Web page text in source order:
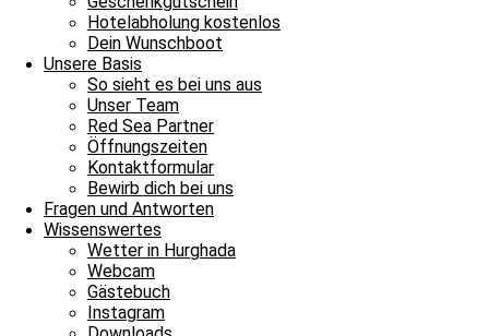
Hotelabholung kostenlos
Dein Wunschboot
Unsere Basis
So sieht es bei uns aus
Unser Team
Red Sea Partner
Öffnungszeiten
Kontaktformular
Bewirb dich bei uns
Fragen und Antworten
Wissenswertes
Wetter in Hurghada
Webcam
Gästebuch
Instagram
Üben macht Spaß und bringt Erfahrung!
Tauch gleich mit
Tauchen für erfahrene Taucher​
Willkommen in der Hai-Society!
Tauch gleich ab
Tauchen am Hausriff
Kombiniere Tauch- und Strandurlaub und erkunde das Rote Meer
Direkt zum Hausriff
Unsere Minisafari​